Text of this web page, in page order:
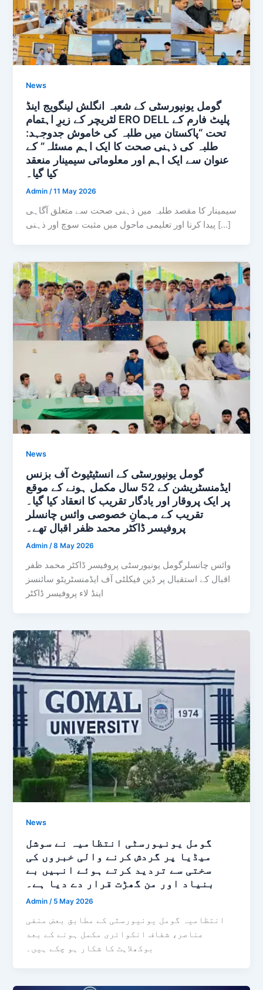
News
گومل یونیورسٹی کے شعبہ انگلش لینگویج اینڈ
لٹریچر کے زیرِ اہتمام ERO DELL پلیٹ فارم کے
تحت “پاکستان میں طلبہ کی خاموش جدوجہد:
طلبہ کی ذہنی صحت کا ایک اہم مسئلہ” کے
عنوان سے ایک اہم اور معلوماتی سیمینار منعقد
کیا گیا۔
Admin/11 May 2026
سیمینار کا مقصد طلبہ میں ذہنی صحت سے متعلق آگاہی
پیدا کرنا اور تعلیمی ماحول میں مثبت سوچ اور ذہنی […]
News
گومل یونیورسٹی کے انسٹیٹیوٹ آف بزنس
ایڈمنسٹریشن کے 52 سال مکمل ہونے کے موقع
پر ایک پروقار اور یادگار تقریب کا انعقاد کیا گیا۔
تقریب کے مہمانِ خصوصی وائس چانسلر
پروفیسر ڈاکٹر محمد ظفر اقبال تھے۔
Admin/8 May 2026
وائس چانسلرگومل یونیورسٹی پروفیسر ڈاکٹر محمد ظفر
اقبال کے استقبال پر ڈین فیکلٹی آف ایڈمنسٹریٹو سائنسز
اینڈ لاء پروفیسر ڈاکٹر
News
گومل یونیورسٹی انتظامیہ نے سوشل
میڈیا پر گردش کرنے والی خبروں کی
سختی سے تردید کرتے ہوئے انہیں بے
بنیاد اور من گھڑت قرار دے دیا ہے۔
Admin / 5 May 2026
انتظامیہ گومل یونیورسٹی کے مطابق بعض منفی
عناصر، شفاف انکوائری مکمل ہونے کے بعد
بوکھلاہٹ کا شکار ہو چکے ہیں۔